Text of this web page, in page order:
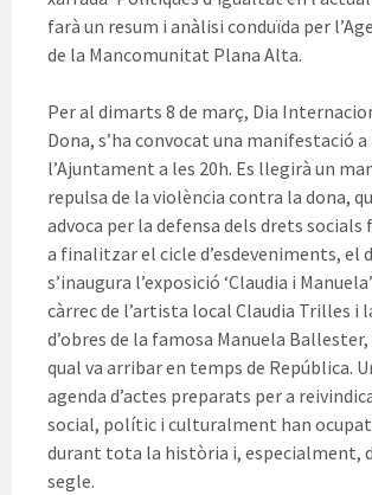
farà un resum i anàlisi conduïda per
de la Mancomunitat Plana Alta.
Per al dimarts 8 de març, Dia
Dona, s’ha convocat una manifestació
l’Ajuntament a les 20h. Es llegirà un
repulsa de la violència contra la dona,
advoca per la defensa dels drets socials
a finalitzar el cicle d’esdeveniments, el
s’inaugura l’exposició ‘Claudia i
càrrec de l’artista local Claudia Trilles i
d’obres de la famosa Manuela
qual va arribar en temps de República.
agenda d’actes preparats per a
social, polític i culturalment han ocupat
durant tota la història i, especialment,
segle.